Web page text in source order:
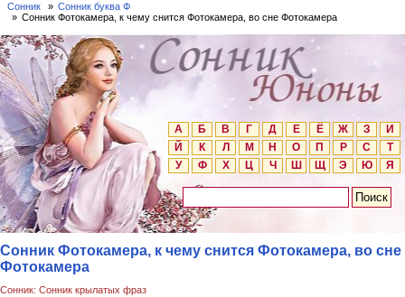
Сонник
Сонник буква Ф
Сонник Фотокамера, к чему снится Фотокамера, во сне Фотокамера
А Б В Г Д Е Ё Ж З
И
Й
К Л М Н О П Р С
Т
У
Ф Х Ц Ч Ш Щ Э Ю Я
Сонник Фотокамера, к чему снится Фотокамера, во сне
Фотокамера
Сонник: Сонник крылатых фраз